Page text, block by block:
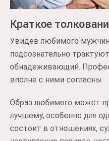
Краткое
Увидев любимого
подсознательно
обнадеживающий.
вполне с ними согласны.
Образ любимого может
лучшему, особенно для
состоит в отношениях,